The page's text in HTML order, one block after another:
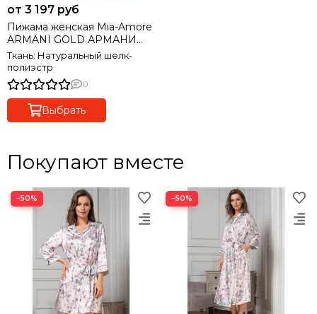
от 3 197 руб
Пижама женская Mia-Amore
ARMANI GOLD АРМАНИ
ГОЛД 3492
Ткань: Натуральный шелк-
полиэстр
0
Выбрать
Покупают вместе
−50% −50%